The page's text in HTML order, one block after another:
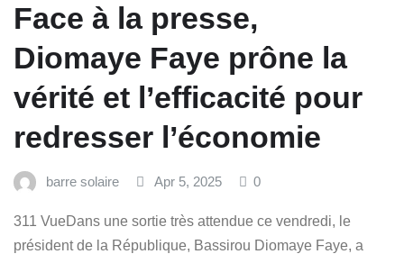
Face à la presse,
Diomaye Faye prône la
vérité et l’efficacité pour
redresser l’économie
barre solaire Apr 5, 2025 0
311 VueDans une sortie très attendue ce vendredi, le
président de la République, Bassirou Diomaye Faye, a